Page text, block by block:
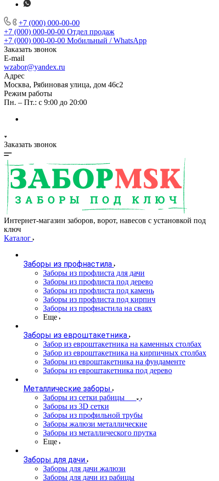
+7 (000) 000-00-00
+7 (000) 000-00-00 Отдел продаж
+7 (000) 000-00-00 Мобильный / WhatsApp
Заказать звонок
E-mail
wzabor@yandex.ru
Адрес
Москва, Рябиновая улица, дом 46с2
Режим работы
Пн. – Пт.: с 9:00 до 20:00
Заказать звонок
Интернет-магазин заборов, ворот, навесов с установкой под
ключ
Каталог
Заборы из профнастила
Заборы из профлиста для дачи
Заборы из профлиста под дерево
Заборы из профлиста под камень
Заборы из профлиста под кирпич
Заборы из профнастила на сваях
Еще
Заборы из евроштакетника
Забор из евроштакетника на каменных столбах
Забор из евроштакетника на кирпичных столбах
Заборы из евроштакетника на фундаменте
Заборы из евроштакетника под дерево
Металлические заборы
Заборы из сетки рабицы
Заборы из 3D сетки
Заборы из профильной трубы
Заборы жалюзи металлические
Заборы из металлического прутка
Еще
Заборы для дачи
Заборы для дачи жалюзи
Заборы для дачи из рабицы